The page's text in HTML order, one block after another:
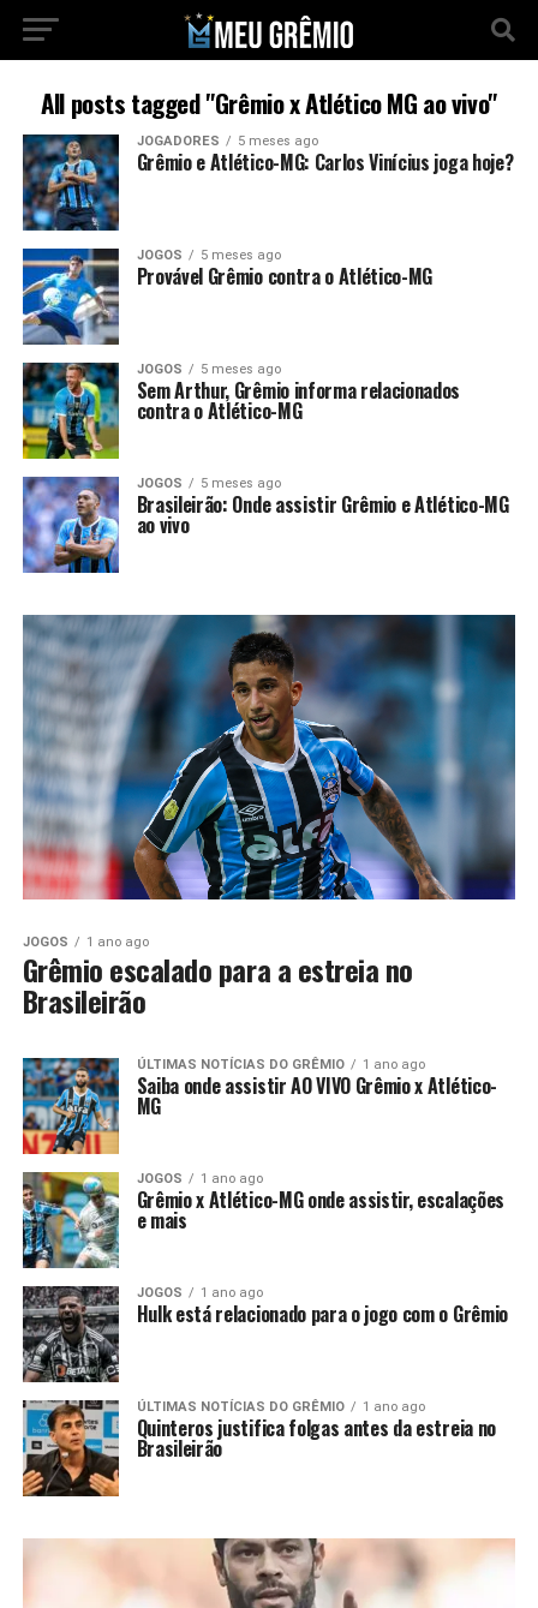
All posts tagged "Grêmio x Atlético MG ao vivo"
JOGADORES 5 meses ago
Grêmio e Atlético-MG: Carlos Vinícius joga hoje?
JOGOS 5 meses ago
Provável Grêmio contra o Atlético-MG
JOGOS 5 meses ago
Sem Arthur, Grêmio informa relacionados
contra o Atlético-MG
JOGOS 5 meses ago
Brasileirão: Onde assistir Grêmio e Atlético-MG
ao vivo
JOGOS 1 ano ago
Grêmio escalado para a estreia no
Brasileirão
ÚLTIMAS NOTÍCIAS DO GRÊMIO 1 ano ago
Saiba onde assistir AO VIVO Grêmio x Atlético-
MG
JOGOS 1 ano ago
Grêmio x Atlético-MG onde assistir, escalações
e mais
JOGOS 1 ano ago
Hulk está relacionado para o jogo com o Grêmio
ÚLTIMAS NOTÍCIAS DO GRÊMIO 1 ano ago
Quinteros justifica folgas antes da estreia no
Brasileirão